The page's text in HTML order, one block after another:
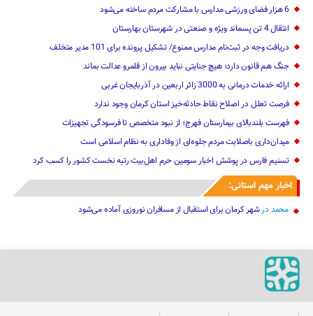
6 هزار فضای ورزشی مدارس با مشارکت مردم ساخته می‌شود
انتقال 4 تن پسماند ویژه و صنعتی در شهرستان بهارستان
دریافت وجه در ثبت‌نام مدارس ممنوع/ تشکیل پرونده برای 101 مدیر متخلف
جنگ هم قانون دارد؛ هیچ جنایتی نباید بیرون از قلمرو عدالت بماند
ارائه خدمات درمانی به 3000 زائر اربعین در آذربایجان‌ غربی
فرصت تعلل در اصلاح نقاط حادثه‌خیز استان کرمان وجود ندارد
فهرست بلندبالای بیمارستان فهرج؛ از نبود متخصص تا فرسودگی تجهیزات
میدان‌داری باصلابت مردم جلوه‌ای از وفاداری به نظام اسلامی است
تسنیم فارس در پوشش اخبار سومین حرم اهل‌بیت رتبه نخست کشور را کسب کرد
اخبار مهم استانی:
محمد درشهر کرمان برای استقبال از مسافران نوروزی آماده می‌شود